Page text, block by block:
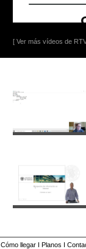
[ Ver más vídeos de
Cómo llegar I Planos I